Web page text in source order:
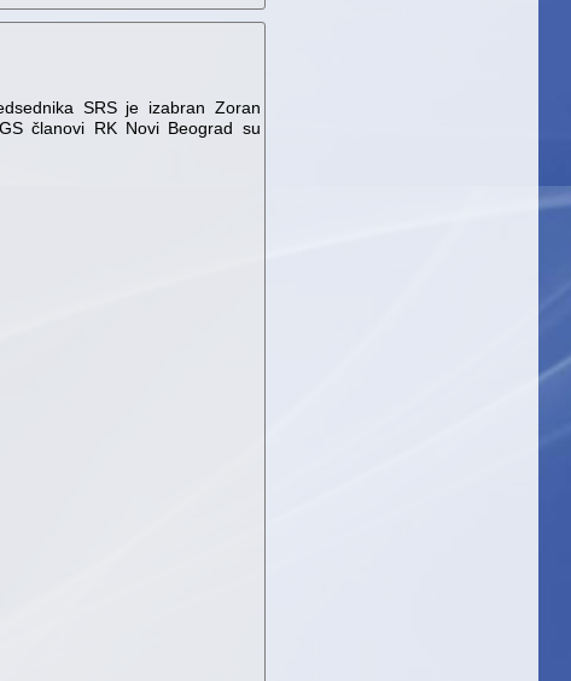
SRS je izabran Zoran
članovi RK Novi Beograd su